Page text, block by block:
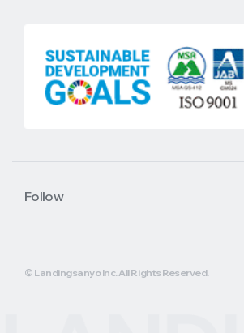
Follow
© Landingsanyo Inc. All Rights Reserved.